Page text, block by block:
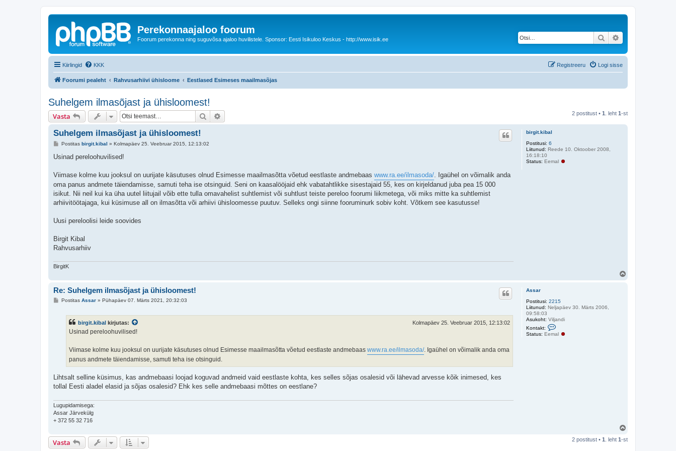
Perekonnaajaloo foorum
Foorum perekonna ning suguvõsa ajaloo huvilistele. Sponsor: Eesti Isikuloo Keskus - http://www.isik.ee Otsi
Kiirlingid KKK Logi sisse
Registreeru
Foorumi pealeht Rahvusarhiivi ühisloome Eestlased Esimeses maailmasõjas
Suhelgem ilmasõjast ja ühisloomest!
Vasta Otsi 2 postitust • 1 . leht 1-st
birgit.kibal
Postitusi: 6
Liitunud: Reede 10. Oktoober 2008,
16:18:10
Status: Eemal
Suhelgem ilmasõjast ja ühisloomest!
P
s
t
s
Postitas birgit.kibal » Kolmapäev 25. Veebruar 2015, 12:13:02
Usinad pereloohuvilised!
Viimase kolme kuu jooksul on uurijate käsutuses olnud Esimesse maailmasõtta võetud eestlaste andmebaas www.ra.ee/ilmasoda/ . Igaühel on võimalik anda
oma panus andmete täiendamisse, samuti teha ise otsinguid. Seni on kaasalööjaid ehk vabatahtlikke sisestajaid 55, kes on kirjeldanud juba pea 15 000
isikut. Nii neil kui ka üha uutel liitujail võib ette tulla omavahelist suhtlemist või suhtlust teiste pereloo foorumi liikmetega, või miks mitte ka suhtlemist
arhiivitöötajaga, kui küsimuse all on ilmasõtta või arhiivi ühisloomesse puutuv. Selleks ongi siinne fooruminurk sobiv koht. Võtkem see kasutusse!
Uusi pereloolisi leide soovides
Birgit Kibal
Rahvusarhiiv
BirgitK
Assar
Postitusi: 2215
Liitunud: Neljapäev 30. Märts 2006,
09:58:03
Asukoht: Viljandi
Kontakt:
õ
t
Status: Eemal
Re: Suhelgem ilmasõjast ja ühisloomest!
PPostitas Assar» Pühapäev 07. Märts 2021, 20:32:03
birgit.kibal kirjutas: Kolmapäev 25. Veebruar 2015, 12:13:02
Usinad pereloohuvilised!
Viimase kolme kuu jooksul on uurijate käsutuses olnud Esimesse maailmasõtta võetud eestlaste andmebaas www.ra.ee/ilmasoda/. Igaühel on võimalik anda oma
panus andmete täiendamisse, samuti teha ise otsinguid.
Lihtsalt selline küsimus, kas andmebaasi loojad koguvad andmeid vaid eestlaste kohta, kes selles sõjas osalesid või lähevad arvesse kõik inimesed, kes
tollal Eesti aladel elasid ja sõjas osalesid? Ehk kes selle andmebaasi mõttes on eestlane?
Lugupidamisega:
Assar Järvekülg
+ 372 55 32 716
e
Vasta 2 postitust • 1 . leht 1-st